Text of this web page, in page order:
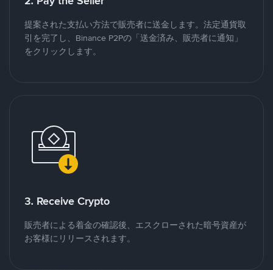
提案された支払い方法で販売者に送金します。法定通貨取
引を完了し、Binance P2Pの「送金済み、販売者に通知」
をクリックします。
3. Receive Crypto
販売者による着金の確認後、エスクローされた暗号資産が
お客様にリリースされます。